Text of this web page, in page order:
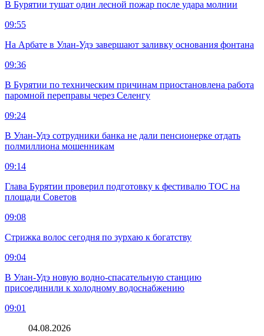
В Бурятии тушат один лесной пожар после удара молнии
09:55
На Арбате в Улан-Удэ завершают заливку основания фонтана
09:36
В Бурятии по техническим причинам приостановлена работа
паромной переправы через Селенгу
09:24
В Улан-Удэ сотрудники банка не дали пенсионерке отдать
полмиллиона мошенникам
09:14
Глава Бурятии проверил подготовку к фестивалю ТОС на
площади Советов
09:08
Стрижка волос сегодня по зурхаю к богатству
09:04
В Улан-Удэ новую водно‑спасательную станцию
присоединили к холодному водоснабжению
09:01
04.08.2026